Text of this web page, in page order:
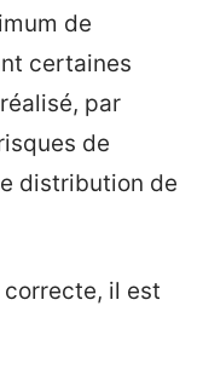
de
certaines
par
de
distribution de
il est